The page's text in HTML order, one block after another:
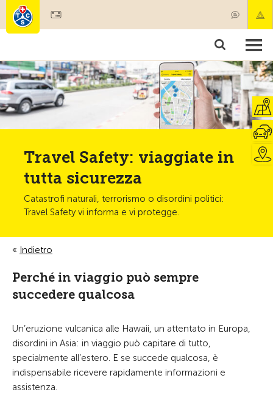
Societariato & prestazioni
Test, sicurezza & salute
Travel Safety: viaggiate in
tutta sicurezza
Catastrofi naturali, terrorismo o disordini politici:
Travel Safety vi informa e vi protegge.
Indietro
Perché in viaggio può sempre
succedere qualcosa
Un’eruzione vulcanica alle Hawaii, un attentato in Europa,
disordini in Asia: in viaggio può capitare di tutto,
specialmente all’estero. E se succede qualcosa, è
indispensabile ricevere rapidamente informazioni e
assistenza.